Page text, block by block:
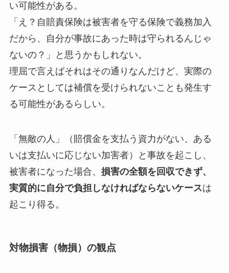
い可能性がある。
「え？自賠責保険は被害者を守る保険で義務加入
だから、自分が事故にあった時は守られるんじゃ
ないの？」と思うかもしれない。
理屈で言えばそれはその通りなんだけど、実際の
ケースとしては補償を受けられないことも発生す
る可能性があるらしい。
「無敵の人」（賠償金を支払う資力がない、ある
いは支払いに応じない加害者）と事故を起こし、
被害者になった場合、 損害の全額を回収できず、
実質的に自分で負担しなければならないケースは
起こり得る。
対物損害（物損）の観点